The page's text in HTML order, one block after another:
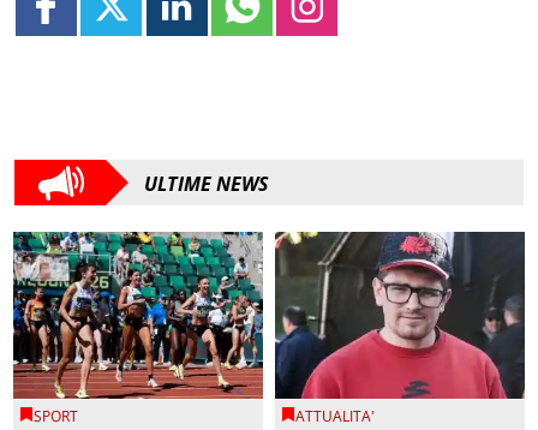
ULTIME NEWS
SPORT ATTUALITA'